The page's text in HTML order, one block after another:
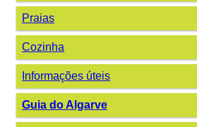
Praias
Cozinha
Informações úteis
Guia do Algarve